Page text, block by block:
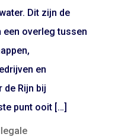
Dit zijn de
overleg tussen
en
de Rijn bij
punt ooit […]